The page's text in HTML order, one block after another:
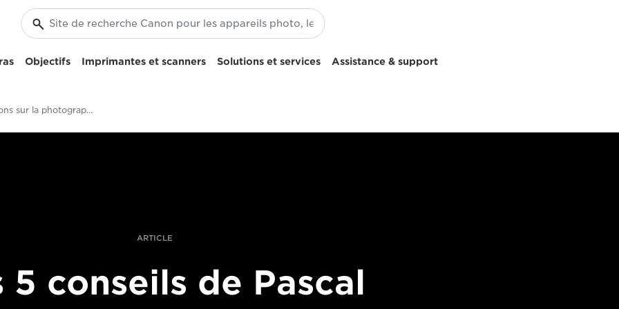
Objectifs Imprimantes et scanners Solutions et services Assistance & support
Cinq leçons sur la photographie en basse lumière avec un reflex numérique plein format
ARTICLE
5 conseils de Pascal